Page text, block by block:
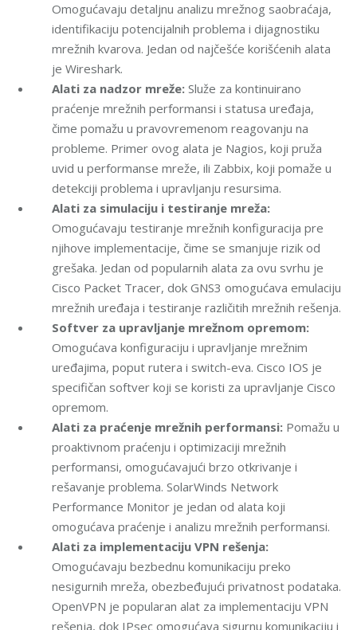
Omogućavaju detaljnu analizu mrežnog saobraćaja,
identifikaciju potencijalnih problema i dijagnostiku
mrežnih kvarova. Jedan od najčešće korišćenih alata
je Wireshark.
Alati za nadzor mreže: Služe za kontinuirano
praćenje mrežnih performansi i statusa uređaja,
čime pomažu u pravovremenom reagovanju na
probleme. Primer ovog alata je Nagios, koji pruža
uvid u performanse mreže, ili Zabbix, koji pomaže u
detekciji problema i upravljanju resursima.
Alati za simulaciju i testiranje mreža:
Omogućavaju testiranje mrežnih konfiguracija pre
njihove implementacije, čime se smanjuje rizik od
grešaka. Jedan od popularnih alata za ovu svrhu je
Cisco Packet Tracer, dok GNS3 omogućava emulaciju
mrežnih uređaja i testiranje različitih mrežnih rešenja.
Softver za upravljanje mrežnom opremom:
Omogućava konfiguraciju i upravljanje mrežnim
uređajima, poput rutera i switch-eva. Cisco IOS je
specifičan softver koji se koristi za upravljanje Cisco
opremom.
Alati za praćenje mrežnih performansi: Pomažu u
proaktivnom praćenju i optimizaciji mrežnih
performansi, omogućavajući brzo otkrivanje i
rešavanje problema. SolarWinds Network
Performance Monitor je jedan od alata koji
omogućava praćenje i analizu mrežnih performansi.
Alati za implementaciju VPN rešenja:
Omogućavaju bezbednu komunikaciju preko
nesigurnih mreža, obezbeđujući privatnost podataka.
OpenVPN je popularan alat za implementaciju VPN
rešenja, dok IPsec omogućava sigurnu komunikaciju i